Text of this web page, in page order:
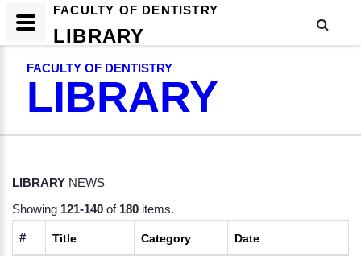
FACULTY OF DENTISTRY
LIBRARY
LIBRARY NEWS
Showing 121-140 of 180 items.
# Title Category Date
FACULTY OF DENTISTRY
LIBRARY